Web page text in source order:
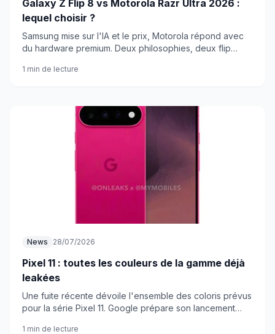
Galaxy Z Flip 8 vs Motorola Razr Ultra 2026 :
lequel choisir ?
Samsung mise sur l'IA et le prix, Motorola répond avec
du hardware premium. Deux philosophies, deux flip
1 min de lecture
News 28/07/2026
Pixel 11 : toutes les couleurs de la gamme déjà
leakées
Une fuite récente dévoile l'ensemble des coloris prévus
pour la série Pixel 11. Google prépare son lancement
1 min de lecture